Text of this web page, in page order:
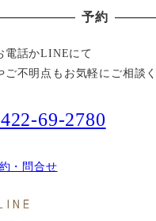
予約
電話かLINEにて
ご不明点もお気軽にご相談
69-2780
・問合せ